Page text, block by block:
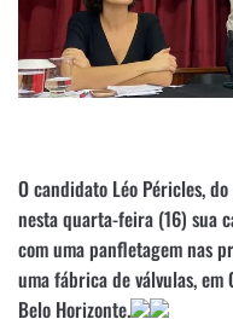
O candidato Léo Péricles,
nesta quarta-feira (16) sua
com uma panfletagem nas
uma fábrica de válvulas,
Belo Horizonte.